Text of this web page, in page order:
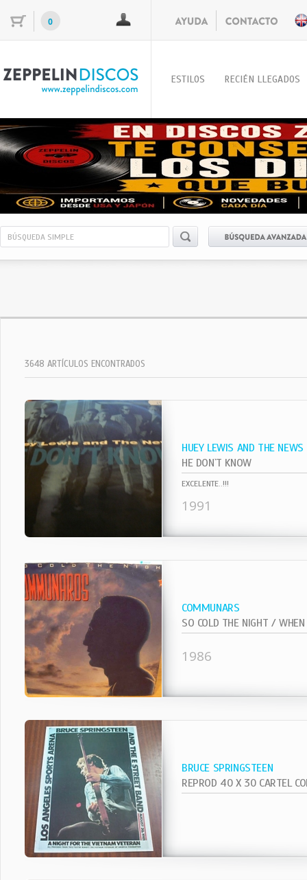
0
ESTILOS RECIÉN LLEGADOS
3648 ARTÍCULOS ENCONTRADOS
HUEY LEWIS AND THE NEWS
HE DON`T KNOW
EXCELENTE..!!!
1991
COMMUNARS
1986
BRUCE SPRINGSTEEN